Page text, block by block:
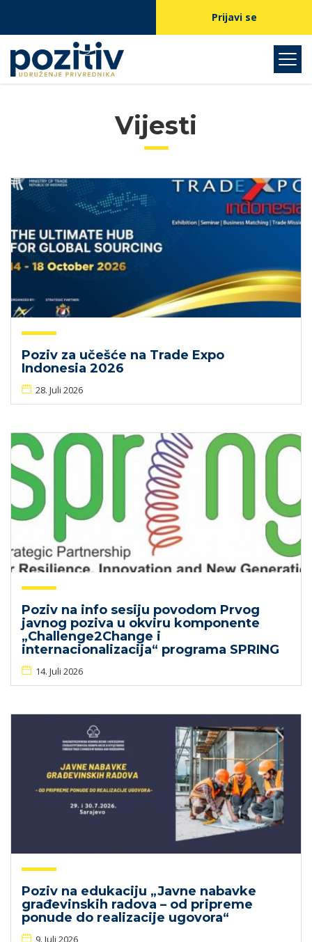
Prijavi se
Vijesti
Poziv za učešće na Trade Expo
Indonesia 2026
28. Juli 2026
Poziv na info sesiju povodom Prvog
javnog poziva u okviru komponente
„Challenge2Change i
internacionalizacija“ programa SPRING
14. Juli 2026
Poziv na edukaciju „Javne nabavke
građevinskih radova – od pripreme
ponude do realizacije ugovora“
9. Juli 2026